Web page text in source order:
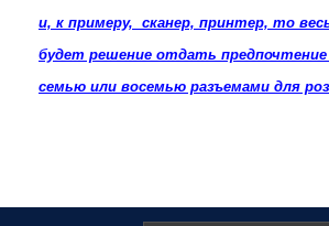
и, к примеру, сканер, принтер, то
будет решение отдать
семью или восемью разъемами для